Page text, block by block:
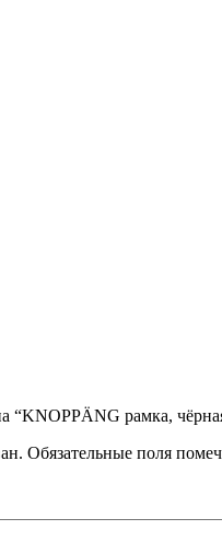
“KNOPPÄNG рамка,
Обязательные поля